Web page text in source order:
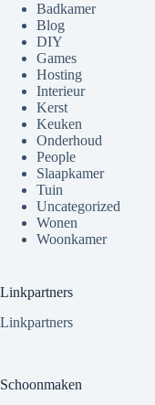
Badkamer
Blog
DIY
Games
Hosting
Interieur
Kerst
Keuken
Onderhoud
People
Slaapkamer
Tuin
Uncategorized
Wonen
Woonkamer
Linkpartners
Linkpartners
Schoonmaken